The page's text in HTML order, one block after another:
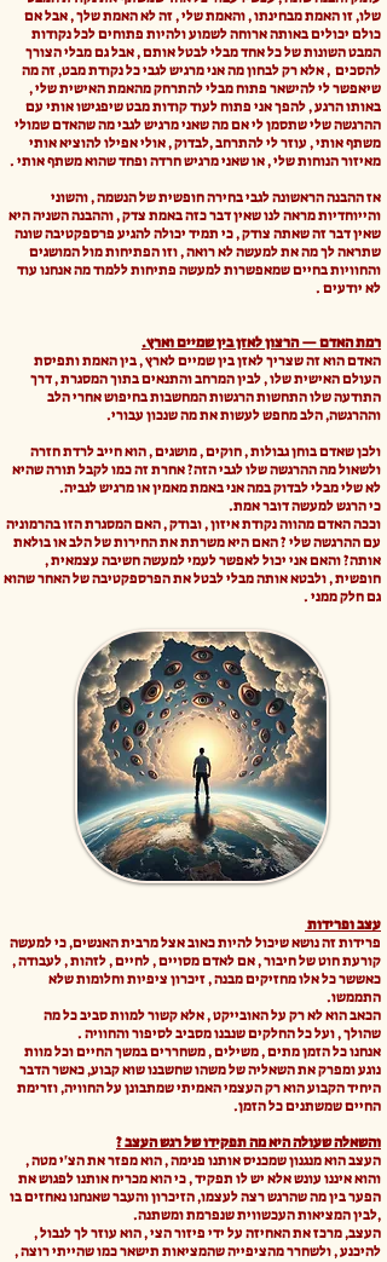
שלו, זו האמת מבחינתו , והאמת שלי , זה לא האמת שלך , אבל אם
כולם יכולים באותה ארוחה לשמוע ולהיות פתוחים לכל נקודות
המבט השונות של כל אחד מבלי לבטל אותם , אבל גם מבלי הצורך
להסכים , אלא רק לבחון מה אני מרגיש לגבי כל נקודת מבט, זה מה
שיאפשר לי להישאר פתוח מבלי להתרחק מהאמת האישית שלי ,
באותו הרגע , להפך אני פתוח לעוד קודות מבט שיפגישו אותי עם
ההרגשה שלי שתסמן לי אם מה שאני מרגיש לגבי מה שהאדם שמולי
משתף אותי , עוזר לי להתרחב ,לבדוק , אולי אפילו להוציא אותי
מאיזור הנוחות שלי , או שאני מרגיש חרדה ופחד שהוא משתף אותי .
אז ההבנה הראשונה לגבי בחירה חופשית של הנשמה , והשוני
והייוחדיות מראה לנו שאין דבר כזה באמת צדק , וההבנה השניה היא
שאין דבר זה שאתה צודק , כי תמיד יכולה להגיע פרספקטיבה שונה
שתראה לך מה את למעשה לא רואה , וזו הפתיחות מול המושגים
והחוויות בחיים שמאפשרות למעשה פתיחות ללמוד מה אנחנו עוד
לא יודעים .
רמת האדם — הרצון לאזן בין שמיים וארץ.
האדם הוא זה שצריך לאזן בין שמיים לארץ , בין האמת ותפיסת
העולם האישית שלו , לבין המרחב והתנאים בתוך המסגרת , דרך
התודעה שלו התחשות הרגשות המחשבות בחיפוש אחרי הלב
וההרגשה, הלב מחפש לעשות את מה שנכון עבורי.
ולכן שאדם בוחן גבולות , חוקים , מושגים , הוא חייב לרדת חזרה
ולשאול מה ההרגשה שלו לגבי הזה? אחרת זה כמו לקבל תורה שהיא
לא שלי מבלי לבדוק במה אני באמת מאמין או מרגיש לגביה.
כי הרגש למעשה דובר אמת.
וככה האדם מהווה נקודת איזון , ובודק , האם המסגרת הזו בהרמוניה
עם ההרגשה שלי ? האם היא משרתת את החירות של הלב או בולאת
אותה? והאם אני יכול לאפשר לעמי למעשה חשיבה עצמאית ,
חופשית , ולבטא אותה מבלי לבטל את הפרספקטיבה של האחר שהוא
גם חלק ממני .
עצב ופרידות
פרידות זה נושא שיכול להיות כאוב אצל מרבית האנשים, כי למעשה
קורעת חוט של חיבור , אם לאדם מסויים , לחיים , לזהות , לעבודה ,
כאששר כל אלו מחזיקים מבנה , זיכרון ציפיות וחלומות שלא
התממשו.
הכאב הוא לא רק על האובייקט , אלא קשור למוות סביב כל מה
שהולך , ועל כל החלקים שנבנו מסביב לסיפור והחוויה .
אנחנו כל הזמן מתים , משילים , משחררים במשך החיים וכל מוות
נוגע ומפרק את השאליה של משהו שחשבנו שוא קבוע, כאשר הדבר
היחיד הקבוע הוא רק העצמי האמיתי שמתבונן על החוויה, וזרימת
החיים שמשתנים כל הזמן.
והשאלה שעולה היא מה תפקידו של רגש העצב ?
העצב הוא מנגנון שמכניס אותנו פנימה , הוא מפזר את הצ'י מטה ,
והוא איננו עונש אלא יש לו תפקיד , כי הוא מכריח אותנו לפגוש את
הפער בין מה שהרגש רצה לעצמו, הזיכרון והעבר שאנחנו נאחזים בו
,לבין המציאות העכשווית שנפרמת ומשתנה.
העצב, מרכז את האחיזה על ידי פיזור הצי , הוא עוזר לך לנבול ,
להיכנע , ולשחרר מהציפייה שהמציאות תישאר כמו שהייתי רוצה ,